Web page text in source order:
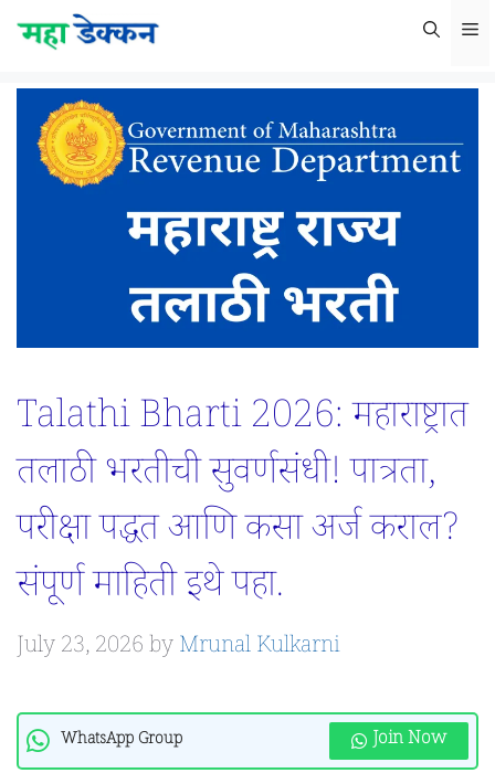
Skip
content
Talathi Bharti 2026: महाराष्ट्रात
तलाठी भरतीची सुवर्णसंधी! पात्रता,
परीक्षा पद्धत आणि कसा अर्ज कराल?
संपूर्ण माहिती इथे पहा.
July 23, 2026byMrunal Kulkarni
WhatsApp Group Join Now